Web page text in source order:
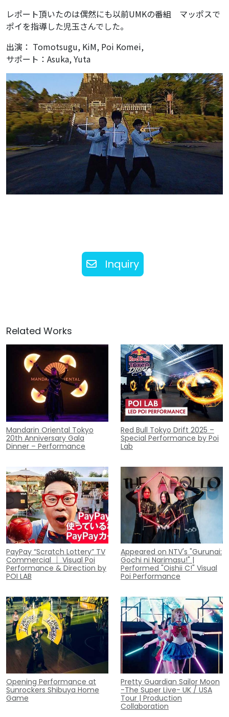
レポート頂いたのは偶然にも以前UMKの番組 マッポスで
ポイを指導した児玉さんでした。
出演： Tomotsugu, KiM, Poi Komei,
サポート：Asuka, Yuta
Inquiry
Related Works
Mandarin Oriental Tokyo
20th Anniversary Gala
Dinner – Performance
Red Bull Tokyo Drift 2025 –
Special Performance by Poi
Lab
PayPay “Scratch Lottery” TV
Commercial ｜ Visual Poi
Performance & Direction by
POI LAB
Appeared on NTV's "Gurunai:
Gochi ni Narimasu!" |
Performed "Oishii C!" Visual
Poi Performance
Opening Performance at
Sunrockers Shibuya Home
Game
Pretty Guardian Sailor Moon
-The Super Live- UK / USA
Tour | Production
Collaboration